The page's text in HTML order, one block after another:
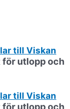
till Viskan
för utlopp och
till Viskan
för utlopp och